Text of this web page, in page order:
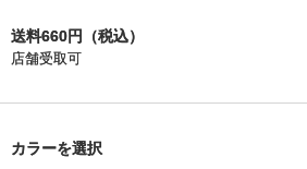
送料660円（税込）
店舗受取可
カラーを選択